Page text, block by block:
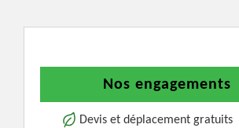
Nos engagements
Devis et déplacement gratuits